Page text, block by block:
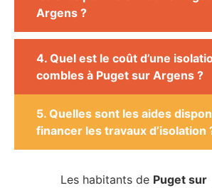
Argens ?
4. Quel est le coût d’une
combles à Puget sur Argens ?
5. Quelles sont les aides
financer les travaux d’isolation
Les habitants de Puget sur